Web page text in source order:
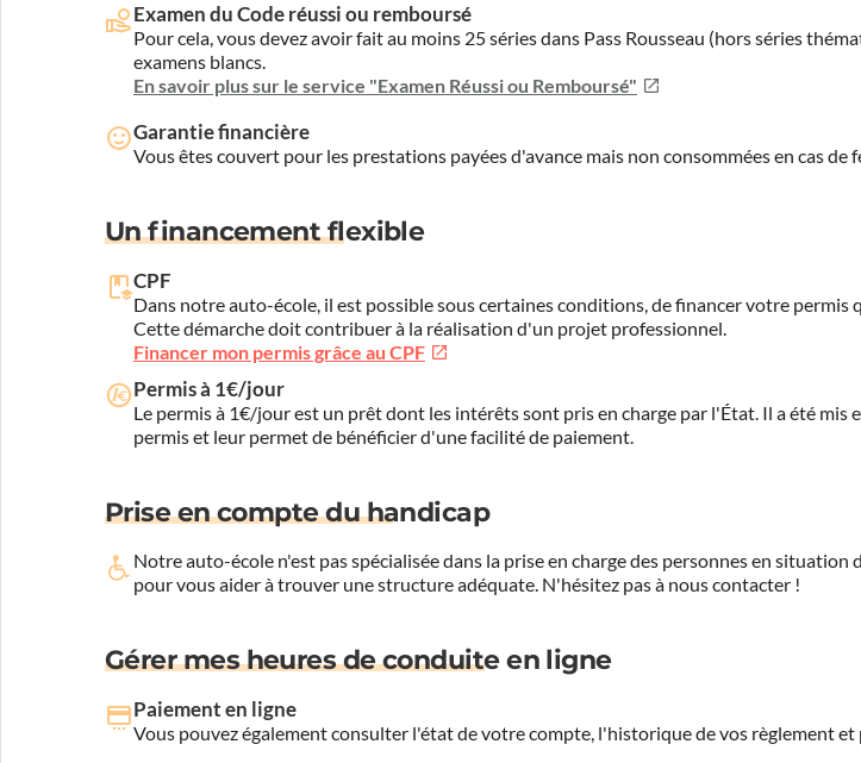
Examen du Code réussi ou remboursé
Pour cela, vous devez avoir fait au moins 25 séries dans Pass Rousseau (hors séries
examens blancs.
En savoir plus sur le service "Examen Réussi ou Remboursé"
Garantie financière
Vous êtes couvert pour les prestations payées d'avance mais non consommées en cas de
Un financement flexible
CPF
Dans notre auto-école, il est possible sous certaines conditions, de financer votre permis
Cette démarche doit contribuer à la réalisation d'un projet professionnel.
Financer mon permis grâce au CPF
Permis à 1€/jour
Le permis à 1€/jour est un prêt dont les intérêts sont pris en charge par l'État. Il a été mis
permis et leur permet de bénéficier d'une facilité de paiement.
Prise en compte du handicap
Notre auto-école n'est pas spécialisée dans la prise en charge des personnes en
pour vous aider à trouver une structure adéquate. N'hésitez pas à nous contacter !
Gérer mes heures de conduite en ligne
Paiement en ligne
Vous pouvez également consulter l'état de votre compte, l'historique de vos règlement et